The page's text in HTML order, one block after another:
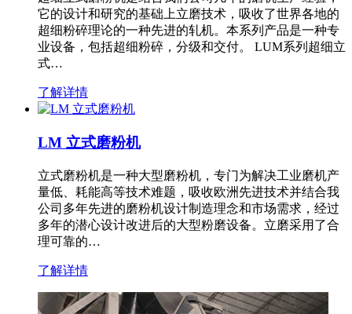
它的设计和研究的基础上立磨技术，吸收了世界各地的
超细粉碎理论的一种先进的轧机。本系列产品是一种专
业设备，包括超细粉碎，分级和交付。 LUM系列超细立
式…
了解详情
LM 立式磨粉机
立式磨粉机是一种大型磨粉机，专门为解决工业磨机产
量低、耗能高等技术难题，吸收欧洲先进技术并结合我
公司多年先进的磨粉机设计制造理念和市场需求，经过
多年的潜心设计改进后的大型粉磨设备。立磨采用了合
理可靠的…
了解详情